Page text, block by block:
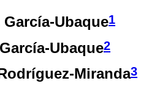
García-Ubaque1
Ubaque2
Miranda3